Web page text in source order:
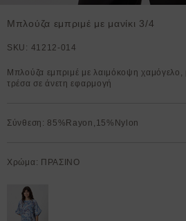
Μπλούζα εμπριμέ με μανίκι 3/4
SKU: 41212-014
Μπλούζα εμπριμέ με λαιμόκοψη χαμόγελο,
τρέσα σε άνετη εφαρμογή
Σύνθεση: 85%Rayon,15%Nylon
Χρώμα: ΠΡΑΣΙΝΟ